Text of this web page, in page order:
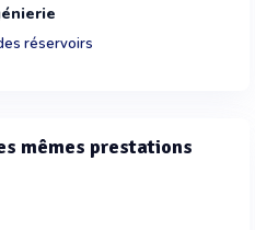
réservoirs
mêmes prestations